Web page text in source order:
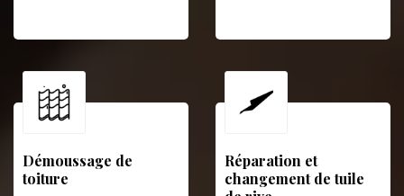
Démoussage de
toiture
Réparation et
changement de tuile